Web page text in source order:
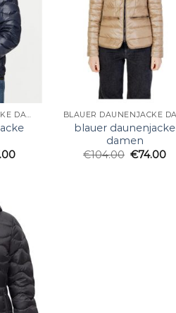
BLAUER DAUNENJACKE DAMEN
blauer daunenjacke
damen
€104.00 €74.00